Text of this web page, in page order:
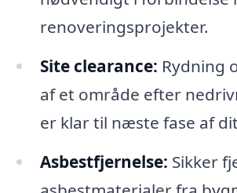
renoveringsprojekter.
Site clearance: Rydning
af et område efter
er klar til næste fase af
Asbestfjernelse: Sikker